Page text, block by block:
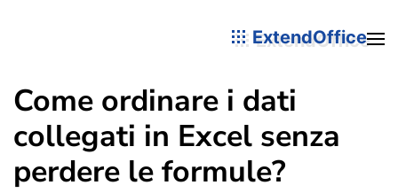
ExtendOffice
Come ordinare i dati
collegati in Excel senza
perdere le formule?